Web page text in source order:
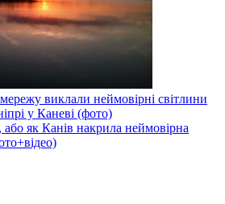
виклали неймовірні світлини
у Каневі (фото)
або як Канів накрила неймовірна